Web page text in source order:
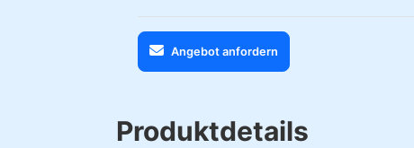
Angebot anfordern
Produktdetails